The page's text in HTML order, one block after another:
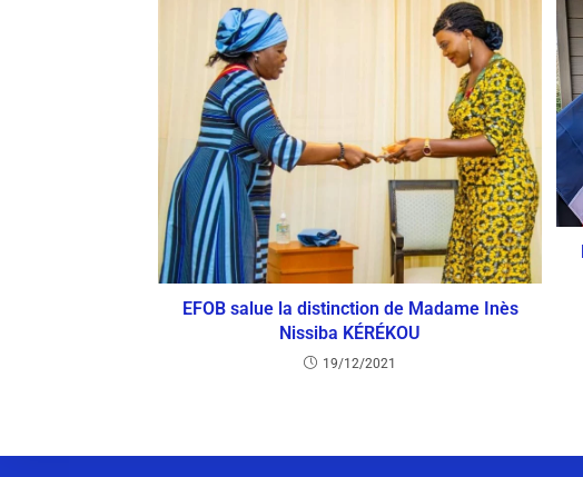
EFOB salue la distinction de Madame Inès
Nissiba KÉRÉKOU
19/12/2021